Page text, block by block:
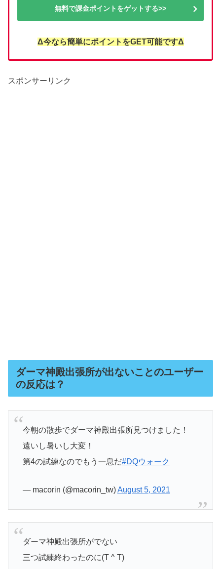
無料で課金ポイントをゲットする>>
Δ今なら簡単にポイントをGET可能ですΔ
スポンサーリンク
ダーマ神殿出張所が出ないことのユーザー
の反応は？
今朝の散歩でダーマ神殿出張所見つけました！
遠いし暑いし大変！
第4の試練なのでもう一息だ#DQウォーク
— macorin (@macorin_tw)August 5, 2021
ダーマ神殿出張所がでない
三つ試練終わったのに(T ^ T)